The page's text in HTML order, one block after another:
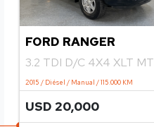
FORD RANGER
3.2 TDI D/C 4X4 XLT MT
2015 / Diésel / Manual / 115.000 KM
USD 20,000